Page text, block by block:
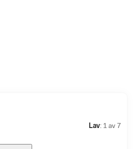
Lav: 1 av 7